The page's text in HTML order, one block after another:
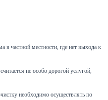
частной местности, где нет выхода к
не особо дорогой услугой,
необходимо осуществлять по